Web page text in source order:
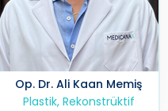
Op. Dr. Ali Kaan Memiş
Plastik, Rekonstrüktif